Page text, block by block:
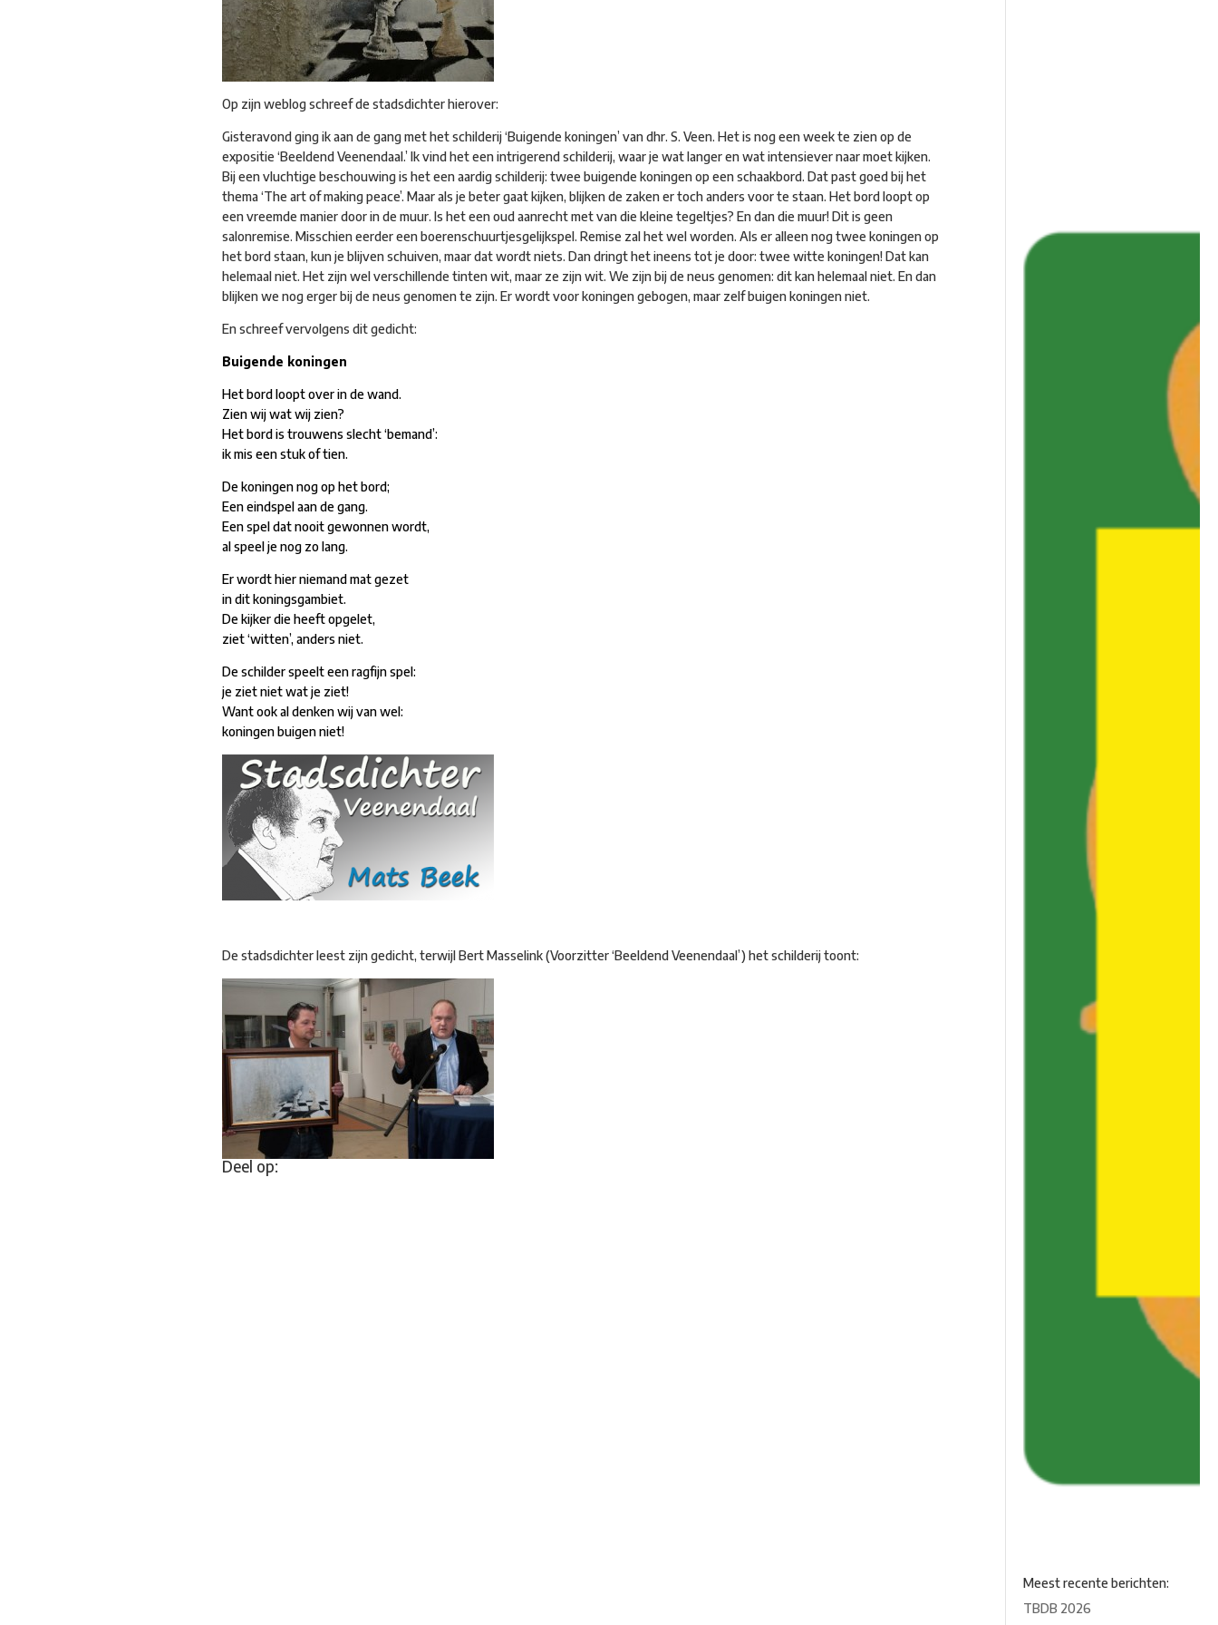
Op zijn weblog schreef de stadsdichter hierover:
Gisteravond ging ik aan de gang met het schilderij ‘Buigende koningen’ van dhr. S. Veen. Het is nog een week te zien op de
expositie ‘Beeldend Veenendaal.’ Ik vind het een intrigerend schilderij, waar je wat langer en wat intensiever naar moet kijken.
Bij een vluchtige beschouwing is het een aardig schilderij: twee buigende koningen op een schaakbord. Dat past goed bij het
thema ‘The art of making peace’. Maar als je beter gaat kijken, blijken de zaken er toch anders voor te staan. Het bord loopt op
een vreemde manier door in de muur. Is het een oud aanrecht met van die kleine tegeltjes? En dan die muur! Dit is geen
salonremise. Misschien eerder een boerenschuurtjesgelijkspel. Remise zal het wel worden. Als er alleen nog twee koningen op
het bord staan, kun je blijven schuiven, maar dat wordt niets. Dan dringt het ineens tot je door: twee witte koningen! Dat kan
helemaal niet. Het zijn wel verschillende tinten wit, maar ze zijn wit. We zijn bij de neus genomen: dit kan helemaal niet. En dan
blijken we nog erger bij de neus genomen te zijn. Er wordt voor koningen gebogen, maar zelf buigen koningen niet.
En schreef vervolgens dit gedicht:
Buigende koningen
Het bord loopt over in de wand.
Zien wij wat wij zien?
Het bord is trouwens slecht ‘bemand’:
ik mis een stuk of tien.
De koningen nog op het bord;
Een eindspel aan de gang.
Een spel dat nooit gewonnen wordt,
al speel je nog zo lang.
Er wordt hier niemand mat gezet
in dit koningsgambiet.
De kijker die heeft opgelet,
ziet ‘witten’, anders niet.
De schilder speelt een ragfijn spel:
je ziet niet wat je ziet!
Want ook al denken wij van wel:
koningen buigen niet!
De stadsdichter leest zijn gedicht, terwijl Bert Masselink (Voorzitter ‘Beeldend Veenendaal’) het schilderij toont:
Deel op:
Meest recente berichten:
TBDB 2026